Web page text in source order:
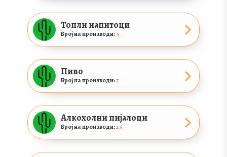
Топли напитоци
Број на производи:5
Пиво
Број на производи:7
Алкохолни пијалоци
Број на производи:25